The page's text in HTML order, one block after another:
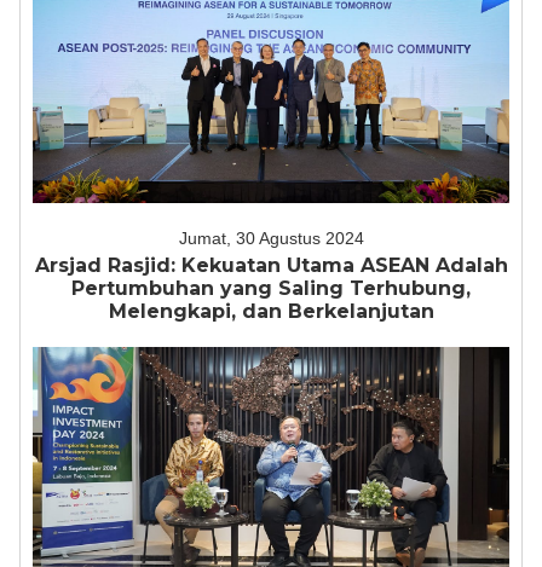
Jumat, 30 Agustus 2024
Arsjad Rasjid: Kekuatan Utama ASEAN Adalah
Pertumbuhan yang Saling Terhubung,
Melengkapi, dan Berkelanjutan